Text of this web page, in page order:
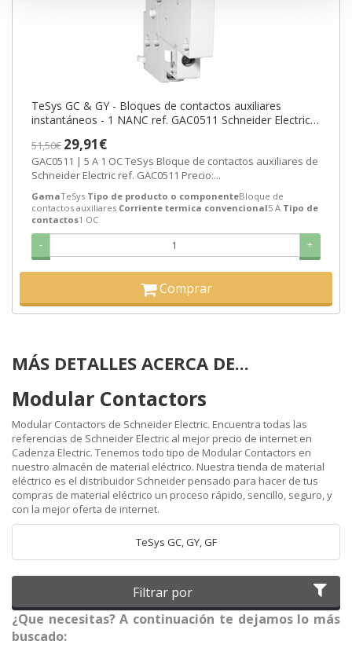
TeSys GC & GY - Bloques de contactos auxiliares
instantáneos - 1 NANC ref. GAC0511 Schneider Electric
51,50€ 29,91€
GAC0511 | 5 A 1 OC TeSys Bloque de contactos auxiliares de
Schneider Electric ref. GAC0511 Precio:...
GamaTeSys Tipo de producto o componenteBloque de
contactos auxiliares Corriente termica convencional5 A Tipo de
contactos1 OC
- +
Comprar
MÁS DETALLES ACERCA DE...
Modular Contactors
Modular Contactors de Schneider Electric. Encuentra todas las
referencias de Schneider Electric al mejor precio de internet en
Cadenza Electric. Tenemos todo tipo de Modular Contactors en
nuestro almacén de material eléctrico. Nuestra tienda de material
eléctrico es el distribuidor Schneider pensado para hacer de tus
compras de material eléctrico un proceso rápido, sencillo, seguro, y
con la mejor oferta de internet.
TeSys GC, GY, GF
Filtrar por
¿Que necesitas? A continuación te dejamos lo más
buscado: